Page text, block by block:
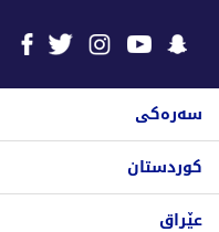
سەرەکی
کوردستان
عێراق